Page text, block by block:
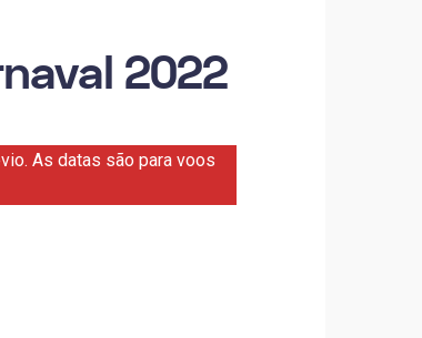
2022
As datas são para voos